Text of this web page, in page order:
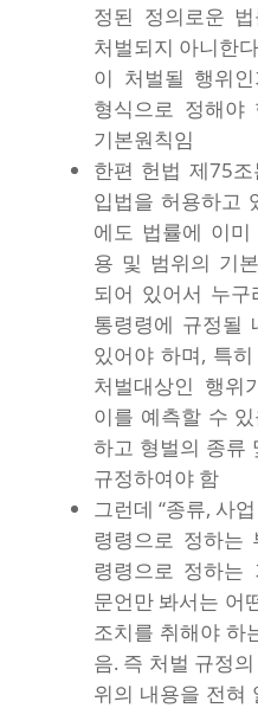
정된 정의로운
처벌되지 아니한
이 처벌될 행위
형식으로 정해야
기본원칙임
한편 헌법 제75
입법을 허용하고
에도 법률에 이
용 및 범위의 기
되어 있어서 누
통령령에 규정될
있어야 하며, 특
처벌대상인 행위
이를 예측할 수
하고 형벌의 종류
규정하여야 함
그런데 “종류, 사
령령으로 정하는
령령으로 정하는
문언만 봐서는 어
조치를 취해야 하
음. 즉 처벌 규정
위의 내용을 전혀